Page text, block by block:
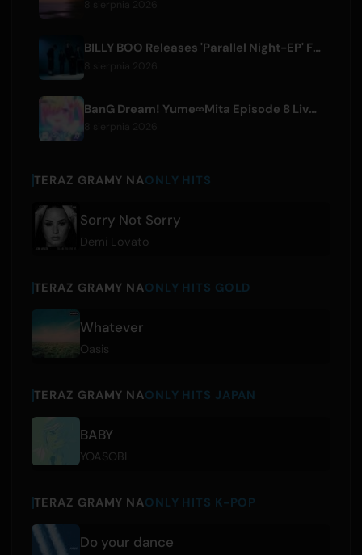
BILLY BOO Releases 'Parallel Night-EP' Featuring TV Drama Theme Song
BanG Dream! Yume∞Mita Episode 8 Live Clip Released
TERAZ GRAMY NAONLY HITS
Sorry Not Sorry
Demi Lovato
TERAZ GRAMY NAONLY HITS GOLD
Whatever
Oasis
TERAZ GRAMY NAONLY HITS JAPAN
BABY
YOASOBI
TERAZ GRAMY NAONLY HITS K-POP
Do your dance